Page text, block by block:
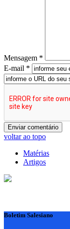
Mensagem *
E-mail *
voltar ao topo
Matérias
Artigos
Boletim Salesiano